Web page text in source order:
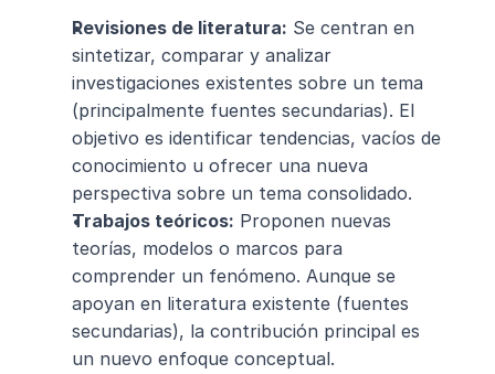
Revisiones de literatura: Se centran en
sintetizar, comparar y analizar
investigaciones existentes sobre un tema
(principalmente fuentes secundarias). El
objetivo es identificar tendencias, vacíos de
conocimiento u ofrecer una nueva
perspectiva sobre un tema consolidado.
Trabajos teóricos: Proponen nuevas
teorías, modelos o marcos para
comprender un fenómeno. Aunque se
apoyan en literatura existente (fuentes
secundarias), la contribución principal es
un nuevo enfoque conceptual.